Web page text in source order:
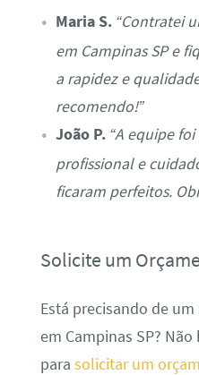
Maria S. “Contratei
em Campinas SP e
a rapidez e
recomendo!”
João P. “A equipe
profissional e
ficaram perfeitos.
Solicite um
Está precisando de
em Campinas SP?
para solicitar um